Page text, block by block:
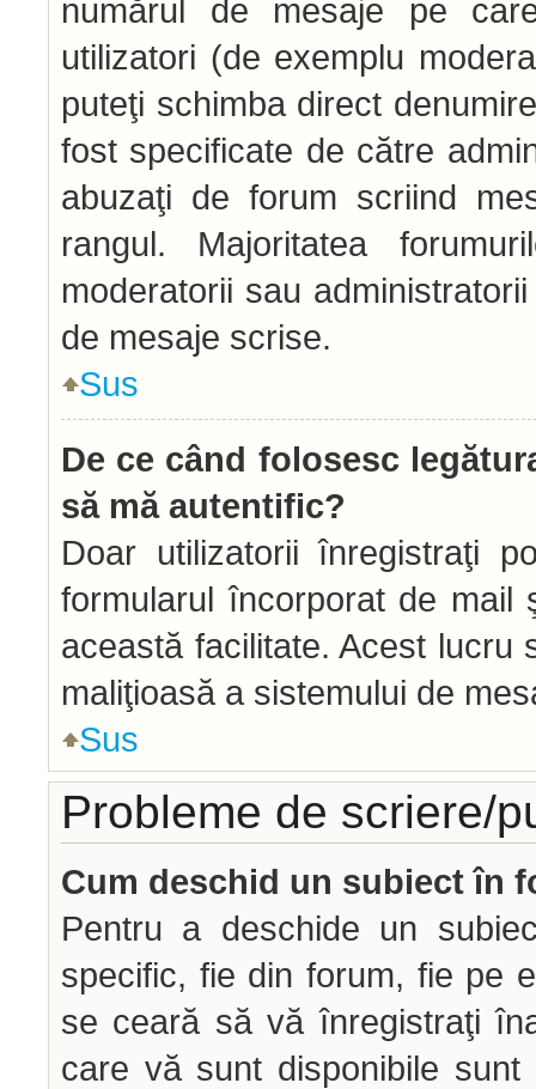
numărul de mesaje pe
utilizatori (de exemplu
puteţi schimba direct
fost specificate de către
abuzaţi de forum scriind
rangul. Majoritatea
moderatorii sau
de mesaje scrise.
Sus
De ce când folosesc
să mă autentific?
Doar utilizatorii înregistraţi
formularul încorporat de mail
această facilitate. Acest lucru
maliţioasă a sistemului de
Sus
Probleme de scriere/
Cum deschid un subiect în
Pentru a deschide un
specific, fie din forum, fie pe
se ceară să vă înregistraţi
care vă sunt disponibile